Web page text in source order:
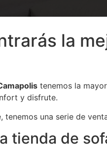
la
tenemos la
y disfrute.
una serie de
tienda de